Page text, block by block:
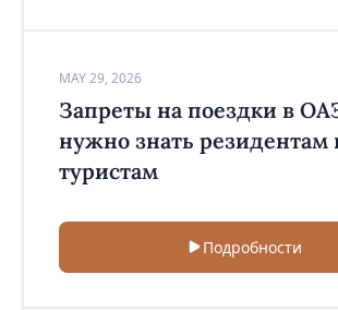
MAY 29, 2026
Запреты на поездки в
нужно знать резидентам
туристам
Подробности